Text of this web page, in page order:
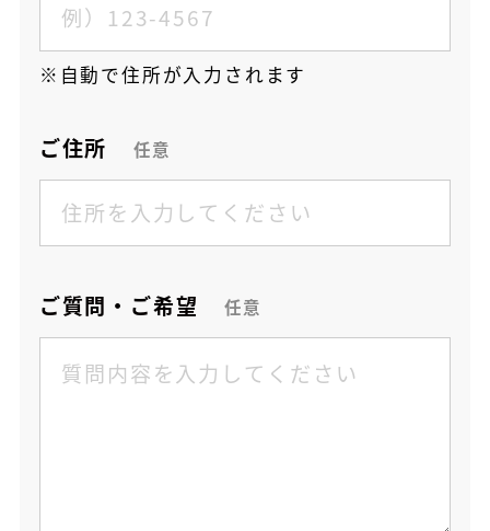
自動で住所が入力されます
ご住所 任意
ご質問・ご希望 任意